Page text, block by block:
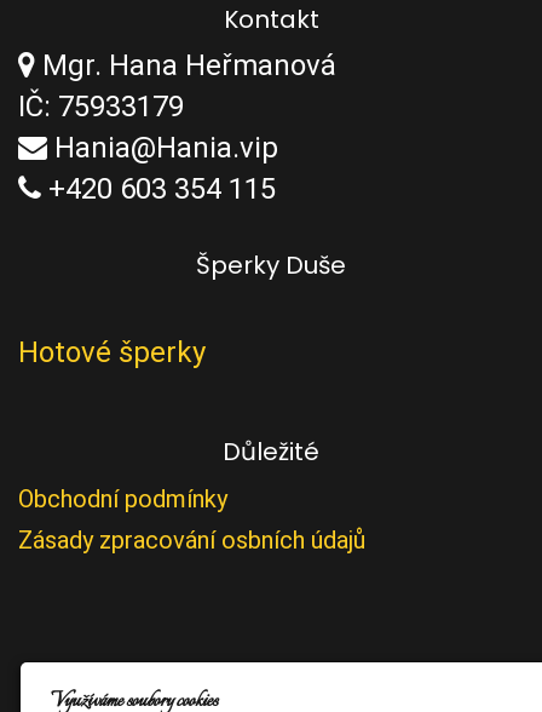
Kontakt
Mgr. Hana Heřmanová
IČ: 75933179
Hania@Hania.vip
+420 603 354 115
Šperky Duše
Hotové šperky
Důležité
Obchodní podmínky
Zásady zpracování osbních údajů
Využíváme soubory cookies